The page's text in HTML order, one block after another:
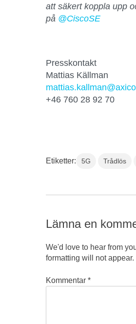
att säkert koppla upp
på @CiscoSE
Presskontakt
Mattias Källman
+46 760 28 92 70
Etiketter: 5G Trådlös
Lämna en
We'd love to hear from
formatting will not appear.
Kommentar*